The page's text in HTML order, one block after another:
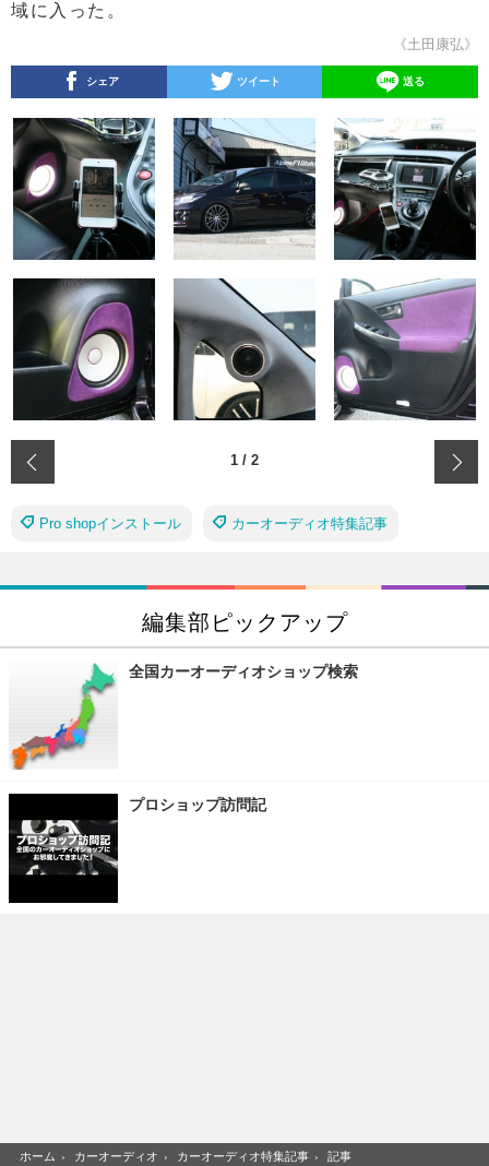
域に入った。
《土田康弘》
シェア ツイート 送る
1 / 2
Pro shopインストール カーオーディオ特集記事
編集部ピックアップ
全国カーオーディオショップ検索
プロショップ訪問記
ホーム › カーオーディオ › カーオーディオ特集記事 › 記事